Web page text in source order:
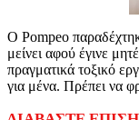
Ο Pompeo
μείνει αφού έγινε
πραγματικά τοξικό
για μένα. Πρέπει να